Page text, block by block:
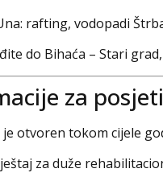
rafting, vodopadi
do Bihaća – Stari
za
je otvoren tokom cijele
za duže